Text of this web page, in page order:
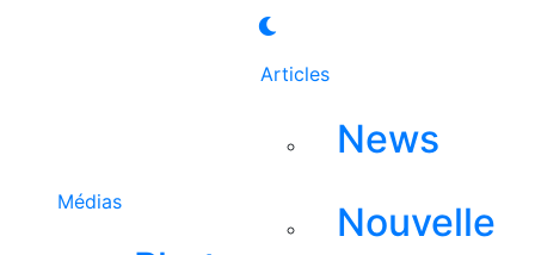
Médias
Articles
News
Nouvelle